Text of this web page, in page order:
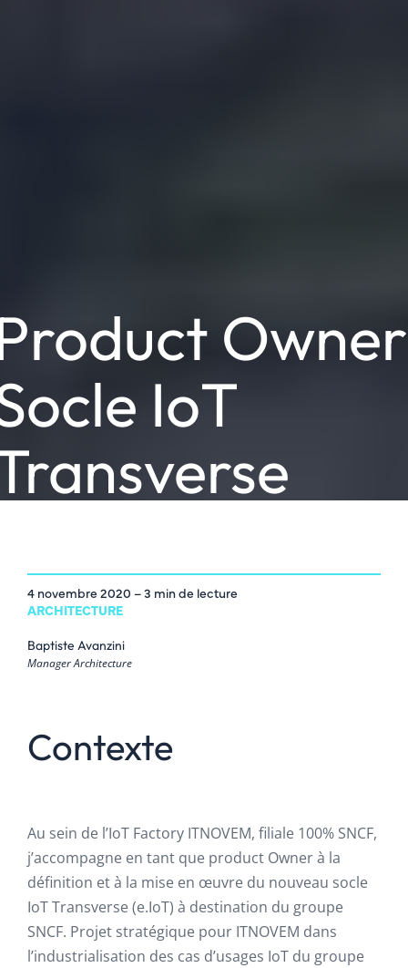
Owner
IoT
4 novembre 2020 – 3 min de lecture
ARCHITECTURE
Baptiste Avanzini
Manager Architecture
Contexte
Au sein de l’IoT Factory ITNOVEM, filiale 100% SNCF,
j’accompagne en tant que product Owner à la
définition et à la mise en œuvre du nouveau socle
IoT Transverse (e.IoT) à destination du groupe
SNCF. Projet stratégique pour ITNOVEM dans
l’industrialisation des cas d’usages IoT du groupe